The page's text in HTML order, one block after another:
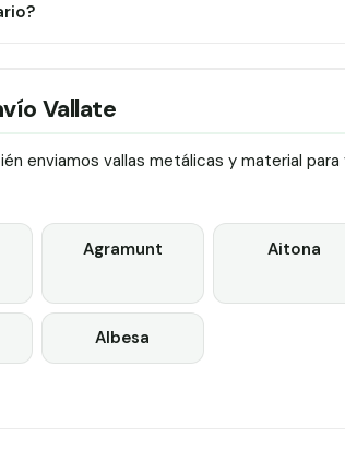
Vallate
enviamos vallas metálicas y material para
Agramunt Aitona
Albesa